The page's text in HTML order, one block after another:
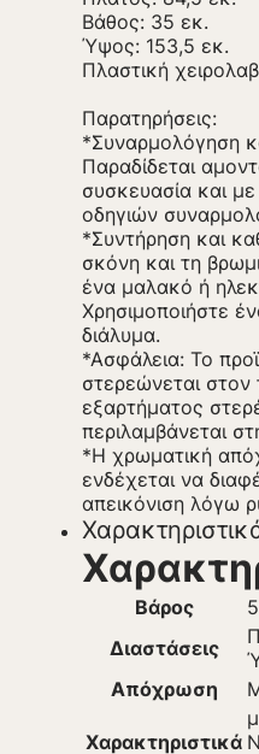
Βάθος: 35 εκ.
Ύψος: 153,5 εκ.
Πλαστική
Παρατηρήσεις:
*Συναρμολόγηση
Παραδίδεται
συσκευασία και
οδηγιών
*Συντήρηση και
σκόνη και τη
ένα μαλακό ή
Χρησιμοποιήστε
διάλυμα.
*Ασφάλεια: Το
στερεώνεται στον
εξαρτήματος
περιλαμβάνεται
*Η χρωματική
ενδέχεται να
απεικόνιση λόγω
Βάρος
Διαστάσεις
Απόχρωση
Χαρακτηριστικά